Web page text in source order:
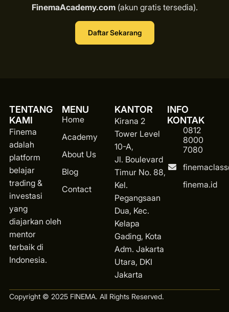
FinemaAcademy.com(akun gratis tersedia).
Daftar Sekarang
TENTANG
KAMI
Finema
adalah
platform
belajar
trading &
investasi
yang
diajarkan oleh
mentor
terbaik di
Indonesia.
MENU
Home
Academy
About Us
Blog
Contact
KANTOR
Kirana 2
Tower Level
10-A,
Jl. Boulevard
Timur No. 88,
Kel.
Pegangsaan
Dua, Kec.
Kelapa
Gading, Kota
Adm. Jakarta
Utara, DKI
Jakarta
INFO
KONTAK
0812
8000
7080
finema.id
Copyright © 2025 FINEMA. All Rights Reserved.